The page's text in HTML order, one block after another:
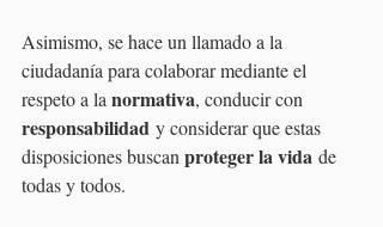
Asimismo, se hace un llamado a la
ciudadanía para colaborar mediante el
respeto a la normativa, conducir con
responsabilidad y considerar que estas
disposiciones buscan proteger la vida de
todas y todos.